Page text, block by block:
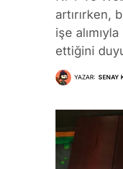
artırırken,
işe
ettiğini
YAZAR: SENAY